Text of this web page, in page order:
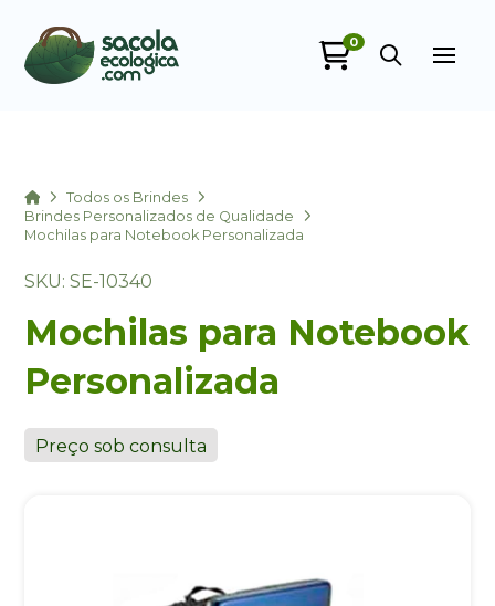
0
HomeTodos os Brindes
Brindes Personalizados de Qualidade
Mochilas para Notebook Personalizada
SKU: SE-10340
Mochilas para Notebook
Personalizada
Preço sob consulta
Eu concordo em receber comunicações.